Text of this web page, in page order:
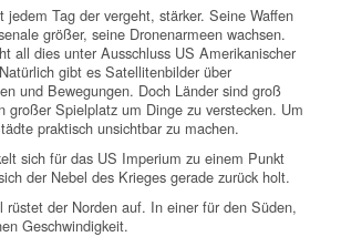
jedem Tag der vergeht, stärker. Seine Waffen
größer, seine Dronenarmeen wachsen.
all dies unter Ausschluss US Amerikanischer
gibt es Satellitenbilder über
und Bewegungen. Doch Länder sind groß
großer Spielplatz um Dinge zu verstecken. Um
praktisch unsichtbar zu machen.
sich für das US Imperium zu einem Punkt
der Nebel des Krieges gerade zurück holt.
rüstet der Norden auf. In einer für den Süden,
Geschwindigkeit.